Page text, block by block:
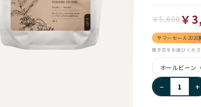
￥5,600￥
サマーセール2026
挽き方をお選びくださ
− +